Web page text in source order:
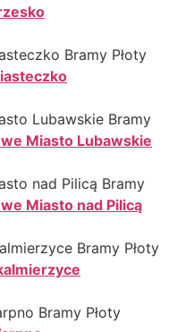
Bramy Płoty
Lubawskie Bramy
Miasto Lubawskie
nad Pilicą Bramy
Miasto nad Pilicą
Bramy Płoty
Bramy Płoty